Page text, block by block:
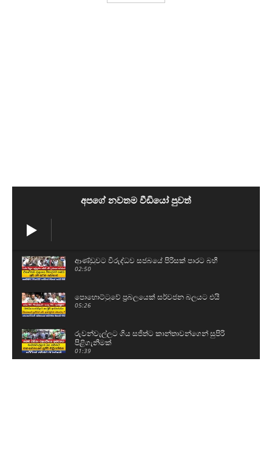
අපගේ නවතම වීඩියෝ පුවත්
ආණ්ඩුවට විරුද්ධව සජබයේ පිරිසක් පාරට බහී
02:50
පොහොට්ටුවේ ප්‍රබලයෙක් සර්වජන බලයට එයි
05:26
රුවන්වැල්ලට ගිය සජිත්ට කාන්තාවන්ගෙන් සුපිරි
පිළිගැනීමක්
01:39